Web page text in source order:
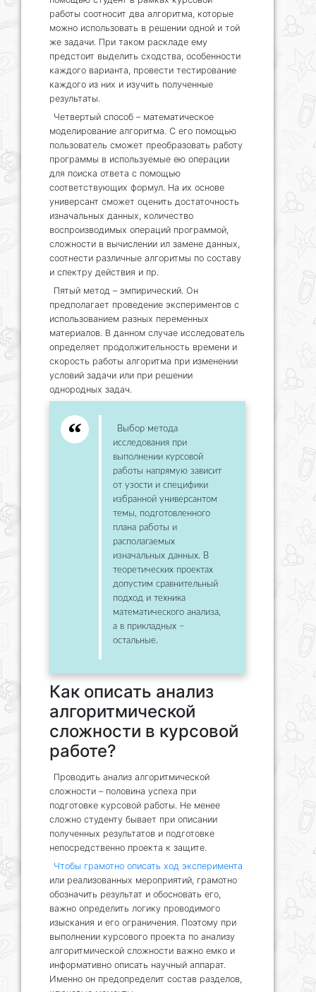
работы соотносит два алгоритма, которые
можно использовать в решении одной и той
же задачи. При таком раскладе ему
предстоит выделить сходства, особенности
каждого варианта, провести тестирование
каждого из них и изучить полученные
результаты.
Четвертый способ – математическое
моделирование алгоритма. С его помощью
пользователь сможет преобразовать работу
программы в используемые ею операции
для поиска ответа с помощью
соответствующих формул. На их основе
универсант сможет оценить достаточность
изначальных данных, количество
воспроизводимых операций программой,
сложности в вычислении ил замене данных,
соотнести различные алгоритмы по составу
и спектру действия и пр.
Пятый метод – эмпирический. Он
предполагает проведение экспериментов с
использованием разных переменных
материалов. В данном случае исследователь
определяет продолжительность времени и
скорость работы алгоритма при изменении
условий задачи или при решении
однородных задач.
Выбор метода
исследования при
выполнении курсовой
работы напрямую зависит
от узости и специфики
избранной универсантом
темы, подготовленного
плана работы и
располагаемых
изначальных данных. В
теоретических проектах
допустим сравнительный
подход и техника
математического анализа,
а в прикладных –
остальные.
Как описать анализ
алгоритмической
сложности в курсовой
работе?
Проводить анализ алгоритмической
сложности – половина успеха при
подготовке курсовой работы. Не менее
сложно студенту бывает при описании
полученных результатов и подготовке
непосредственно проекта к защите.
Чтобы грамотно описать ход эксперимента
или реализованных мероприятий, грамотно
обозначить результат и обосновать его,
важно определить логику проводимого
изыскания и его ограничения. Поэтому при
выполнении курсового проекта по анализу
алгоритмической сложности важно емко и
информативно описать научный аппарат.
Именно он предопределит состав разделов,